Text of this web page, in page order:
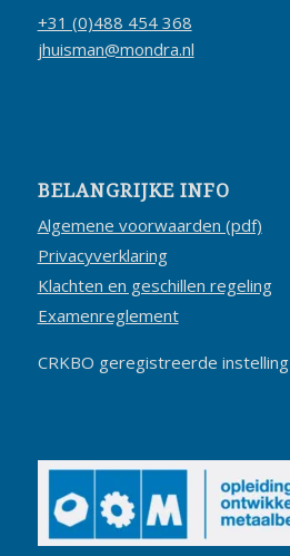
+31 (0)488 454 368
jhuisman@mondra.nl
BELANGRIJKE INFO
Algemene voorwaarden (pdf)
Privacyverklaring
Klachten en geschillen regeling
Examenreglement
CRKBO geregistreerde instelling